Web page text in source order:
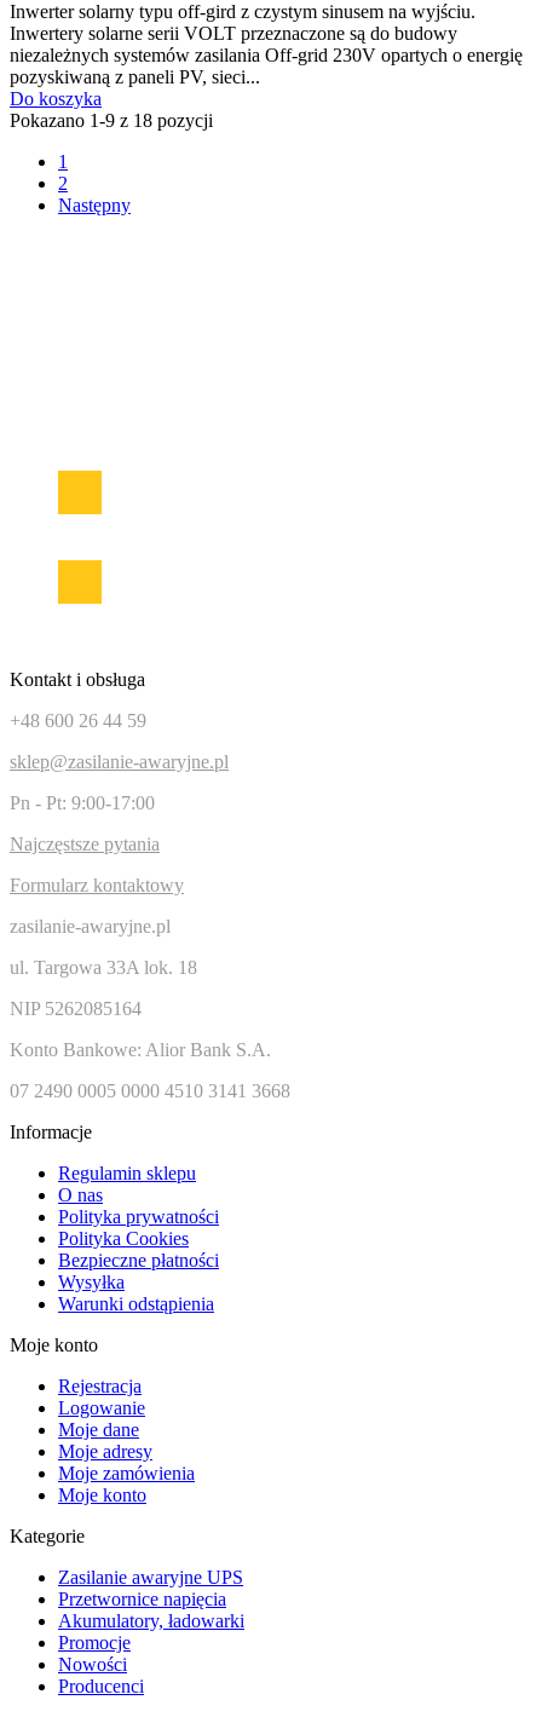
Inwerter solarny typu off-gird z czystym sinusem na wyjściu.
Inwertery solarne serii VOLT przeznaczone są do budowy
niezależnych systemów zasilania Off-grid 230V opartych o energię
pozyskiwaną z paneli PV, sieci...
Do koszyka
Pokazano 1-9 z 18 pozycji
1
2
Następny
Kontakt i obsługa
+48 600 26 44 59
sklep@zasilanie-awaryjne.pl
Pn - Pt: 9:00-17:00
Najczęstsze pytania
Formularz kontaktowy
zasilanie-awaryjne.pl
ul. Targowa 33A lok. 18
NIP 5262085164
Konto Bankowe: Alior Bank S.A.
07 2490 0005 0000 4510 3141 3668
Informacje
Regulamin sklepu
O nas
Polityka prywatności
Polityka Cookies
Bezpieczne płatności
Wysyłka
Warunki odstąpienia
Moje konto
Rejestracja
Logowanie
Moje dane
Moje adresy
Moje zamówienia
Moje konto
Kategorie
Zasilanie awaryjne UPS
Przetwornice napięcia
Akumulatory, ładowarki
Promocje
Nowości
Producenci